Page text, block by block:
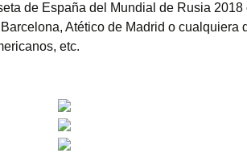
de España del Mundial de Rusia 2018
Atético de Madrid o cualquiera
etc.